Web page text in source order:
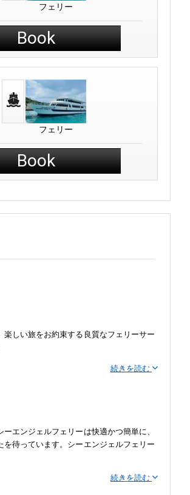
けましょう。
い。
フェリー
Book
フェリー
Book
しい旅をお約束する良質なフェリーサー
は卓越した顧客体験を提供し、一生の思い
続きを読む
エンジェルフェリーは快適かつ簡単に、
待っています。シーエンジェルフェリー
続きを読む